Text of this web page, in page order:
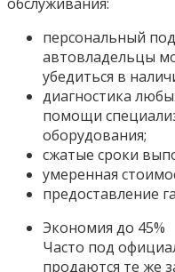
персональный
автовладельцы
убедиться в
диагностика
помощи
оборудования;
сжатые сроки
умеренная
предоставление
Экономия до 45%
Часто под
продаются те же